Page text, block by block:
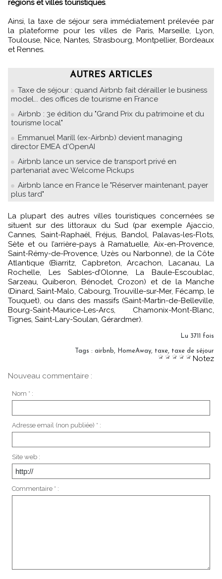
régions et villes touristiques.
Ainsi, la taxe de séjour sera immédiatement prélevée par
la plateforme pour les villes de Paris, Marseille, Lyon,
Toulouse, Nice, Nantes, Strasbourg, Montpellier, Bordeaux
et Rennes.
AUTRES ARTICLES
Taxe de séjour : quand Airbnb fait dérailler le business
model... des offices de tourisme en France
Airbnb : 3e édition du "Grand Prix du patrimoine et du
tourisme local"
Emmanuel Marill (ex-Airbnb) devient managing
director EMEA d'OpenAI
Airbnb lance un service de transport privé en
partenariat avec Welcome Pickups
Airbnb lance en France le "Réserver maintenant, payer
plus tard"
La plupart des autres villes touristiques concernées se
situent sur des littoraux du Sud (par exemple Ajaccio,
Cannes, Saint-Raphaël, Fréjus, Bandol, Palavas-les-Flots,
Sète et ou l’arrière-pays à Ramatuelle, Aix-en-Provence,
Saint-Rémy-de-Provence, Uzès ou Narbonne), de la Côte
Atlantique (Biarritz, Capbreton, Arcachon, Lacanau, La
Rochelle, Les Sables-d’Olonne, La Baule-Escoublac,
Sarzeau, Quiberon, Bénodet, Crozon) et de la Manche
(Dinard, Saint-Malo, Cabourg, Trouville-sur-Mer, Fécamp, le
Touquet), ou dans des massifs (Saint-Martin-de-Belleville,
Bourg-Saint-Maurice-Les-Arcs, Chamonix-Mont-Blanc,
Tignes, Saint-Lary-Soulan, Gérardmer).
Lu 3711 fois
Tags : airbnb, HomeAway, taxe, taxe de séjour
Notez
Nouveau commentaire :
Nom * :
Adresse email (non publiée) * :
Site web :
Commentaire * :